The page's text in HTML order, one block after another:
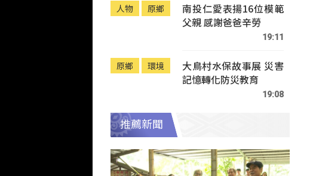
人物 原鄉
南投仁愛表揚16位模範
父親 感謝爸爸辛勞
19:11
原鄉 環境
大鳥村水保故事展 災害
記憶轉化防災教育
19:08
推薦新聞